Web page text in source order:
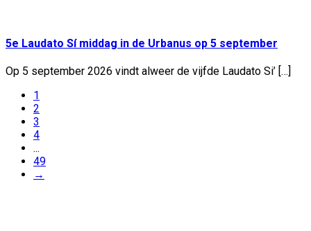
5e Laudato Sí middag in de Urbanus op 5 september
Op 5 september 2026 vindt alweer de vijfde Laudato Si’ […]
1
2
3
4
...
49
→